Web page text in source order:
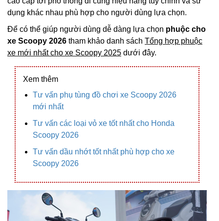
dụng khác nhau phù hợp cho người dùng lựa chọn.
Để có thể giúp người dùng dễ dàng lựa chọn phuộc cho
xe Scoopy 2026 tham khảo danh sách Tổng hợp phuộc
xe mới nhất cho xe Scoopy 2025 dưới đây.
Xem thêm
Tư vấn phụ tùng đồ chơi xe Scoopy 2026
mới nhất
Tư vấn các loại vỏ xe tốt nhất cho Honda
Scoopy 2026
Tư vấn dầu nhớt tốt nhất phù hợp cho xe
Scoopy 2026